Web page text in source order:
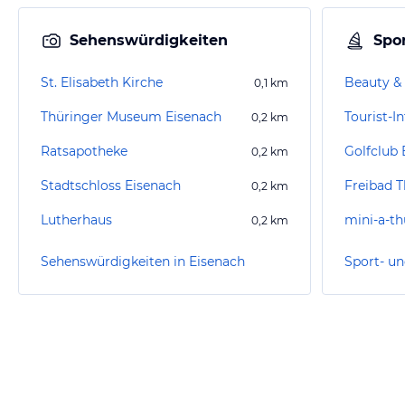
Sehenswürdigkeiten
St. Elisabeth Kirche 0,1 km
Thüringer Museum Eisenach 0,2 km
Ratsapotheke 0,2 km
Stadtschloss Eisenach 0,2 km
Lutherhaus 0,2 km
Sehenswürdigkeiten in Eisenach
Tourist-
Freibad
mini-a-